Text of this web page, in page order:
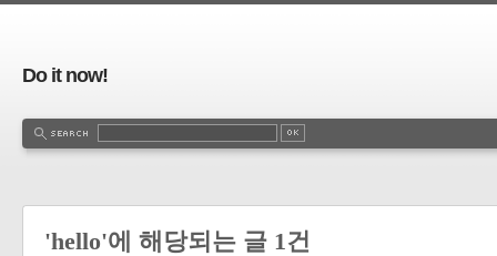
Do it now!
'hello'에 해당되는 글 1건